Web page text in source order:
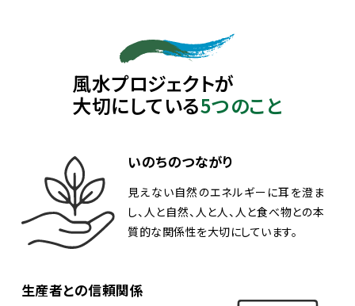
風水プロジェクトが
大切にしている5つのこと
いのちのつながり
見えない自然のエネルギーに耳を澄ま
し、人と自然、人と人、人と食べ物との本
質的な関係性を大切にしています。
生産者との信頼関係